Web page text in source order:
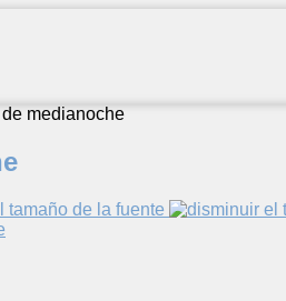
medianoche
tamaño de la fuente